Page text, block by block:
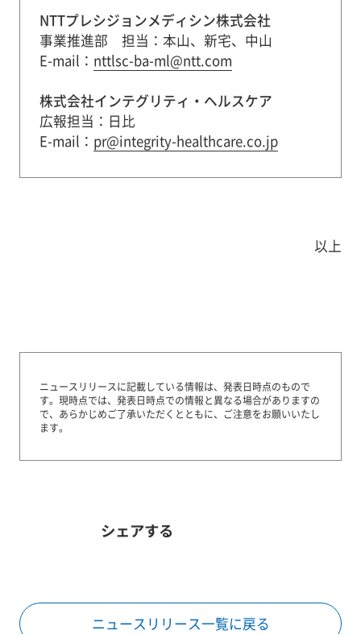
NTTプレシジョンメディシン株式会社
事業推進部 担当：本山、新宅、中山
E-mail： nttlsc-ba-ml@ntt.com
株式会社インテグリティ・ヘルスケア
広報担当：日比
E-mail： pr@integrity-healthcare.co.jp
以上
ニュースリリースに記載している情報は、発表日時点のもので
す。 現時点では、発表日時点での情報と異なる場合がありますの
で、あらかじめご了承いただくとともに、ご注意をお願いいたし
ます。
シェアする
ニュースリリース一覧に戻る